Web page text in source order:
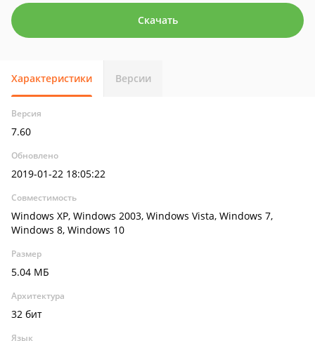
Скачать
Характеристики Версии
Версия
7.60
Обновлено
2019-01-22 18:05:22
Совместимость
Windows XP, Windows 2003, Windows Vista, Windows 7,
Windows 8, Windows 10
Размер
5.04 МБ
Архитектура
32 бит
Язык